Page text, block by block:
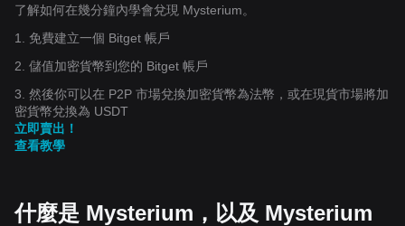
了解如何在幾分鐘內學會兌現 Mysterium。
1. 免費建立一個 Bitget 帳戶
2. 儲值加密貨幣到您的 Bitget 帳戶
3. 然後你可以在 P2P 市場兌換加密貨幣為法幣，或在現貨市場將加
密貨幣兌換為 USDT
立即賣出！
查看教學
什麼是 Mysterium，以及 Mysterium